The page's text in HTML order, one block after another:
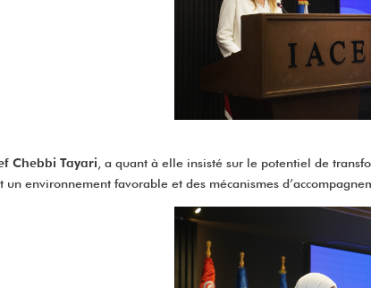
Chebbi Tayari , a quant à elle insisté sur le potentiel de
un environnement favorable et des mécanismes